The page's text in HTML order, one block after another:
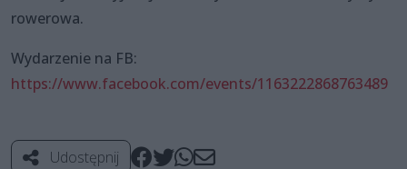
rowerowa.
Wydarzenie na FB:
https://www.facebook.com/events/1163222868763489
Udostępnij